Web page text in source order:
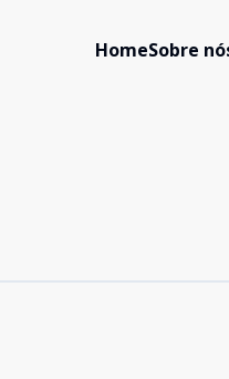
HomeSobre